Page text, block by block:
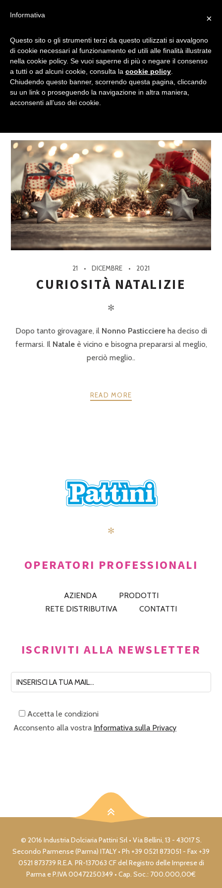
ADDOBBI
Tagged
21 DICEMBRE 2021
CURIOSITÀ NATALIZIE
✻
Dopo tanto girovagare, il Nonno Pasticciereha deciso di
fermarsi. Il Nataleè vicino e bisogna prepararsi al meglio,
perciò meglio..
READ MORE
✻
OPERATORI PROFESSIONALI
AZIENDA
PRODOTTI
RETE DISTRIBUTIVA
CONTATTI
ISCRIVITI ALLA NEWSLETTER
Accetta le condizioni
Acconsento alla vostra Informativa sulla Privacy
© 2016 Industria Dolciaria Pattini Srl • Via Bellini, 13 - 43017 S.
Secondo Parmense (Parma) ITALY • Ph +39 0521 873051 - Fax +39
0521 873739 R.E.A. PR-137063 CF del Registro delle Imprese di
Parma e P.IVA 00472250349 • Cap. Soc.: 700.000,00€
×
Informativa
Questo sito o gli strumenti terzi da questo utilizzati si avvalgono
di cookie necessari al funzionamento ed utili alle finalità illustrate
nella cookie policy. Se vuoi saperne di più o negare il consenso
a tutti o ad alcuni cookie, consulta la cookie policy
Chiudendo questo banner, scorrendo questa pagina, cliccando
su un link o proseguendo la navigazione in altra maniera,
acconsenti all’uso dei cookie.